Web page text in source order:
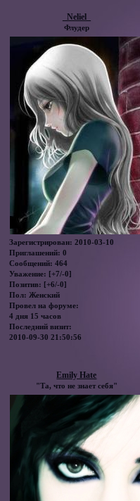
_Neliel_
Флудер
Зарегистрирован: 2010-03-10
Приглашений: 0
Сообщений: 464
Уважение: [+7/-0]
Позитив: [+6/-0]
Пол: Женский
Провел на форуме:
4 дня 15 часов
Последний визит:
2010-09-30 21:50:56
Emily Hate
"Та, что не знает себя"